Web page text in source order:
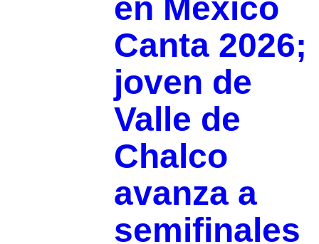
en México
Canta 2026;
joven de
Valle de
Chalco
avanza a
semifinales